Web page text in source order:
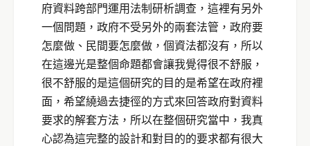
府資料跨部門運用法制研析調查，這裡有另外
一個問題，政府不受另外的兩套法管，政府要
怎麼做、民間要怎麼做，個資法都沒有，所以
在這邊光是整個命題都會讓我覺得很不舒服，
很不舒服的是這個研究的目的是希望在政府裡
面，希望繞過去捷徑的方式來回答政府對資料
要求的解套方法，所以在整個研究當中，我真
心認為這完整的設計和對目的的要求都有很大